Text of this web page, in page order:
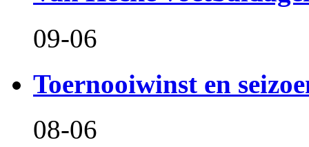
09-06
Toernooiwinst en
08-06